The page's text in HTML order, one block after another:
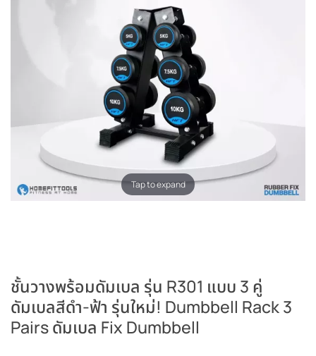
Tap to expand
ชั้นวางพร้อมดัมเบล รุ่น R301 แบบ 3 คู่
ดัมเบลสีดำ-ฟ้า รุ่นใหม่! Dumbbell Rack 3
Pairs ดัมเบล Fix Dumbbell